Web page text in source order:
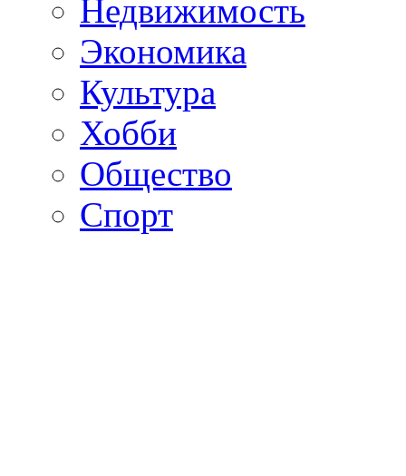
Недвижимость
Экономика
Культура
Хобби
Общество
Спорт